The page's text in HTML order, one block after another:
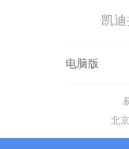
凯
电脑版
北